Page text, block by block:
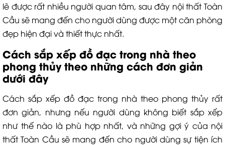
lẽ được rất nhiều người quan tâm, sau đây nội thất Toàn
Cầu sẽ mang đến cho người dùng được một căn phòng
đẹp hiện đại và thiết thực nhất.
Cách sắp xếp đồ đạc trong nhà theo
phong thủy theo những cách đơn giản
dưới đây
Cách sắp xếp đồ đạc trong nhà theo phong thủy rất
đơn giản, nhưng nếu người dùng không biết sắp xếp
như thế nào là phù hợp nhất, và những gợi ý của nội
thất Toàn Cầu sẽ mang đến cho người dùng sự tiện ích